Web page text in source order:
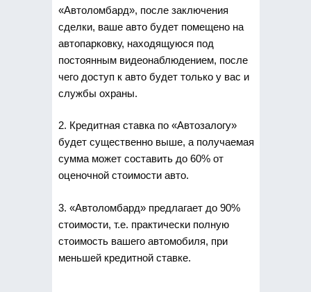
«Автоломбард», после заключения
сделки, ваше авто будет помещено на
автопарковку, находящуюся под
постоянным видеонаблюдением, после
чего доступ к авто будет только у вас и
службы охраны.
2. Кредитная ставка по «Автозалогу»
будет существенно выше, а получаемая
сумма может составить до 60% от
оценочной стоимости авто.
3. «Автоломбард» предлагает до 90%
стоимости, т.е. практически полную
стоимость вашего автомобиля, при
меньшей кредитной ставке.